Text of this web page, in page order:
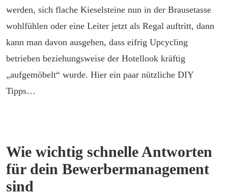
werden, sich flache Kieselsteine nun in der Brausetasse
wohlfühlen oder eine Leiter jetzt als Regal auftritt, dann
kann man davon ausgehen, dass eifrig Upcycling
betrieben beziehungsweise der Hotellook kräftig
„aufgemöbelt“ wurde. Hier ein paar nützliche DIY
Tipps…
Wie wichtig schnelle Antworten
für dein Bewerbermanagement
sind